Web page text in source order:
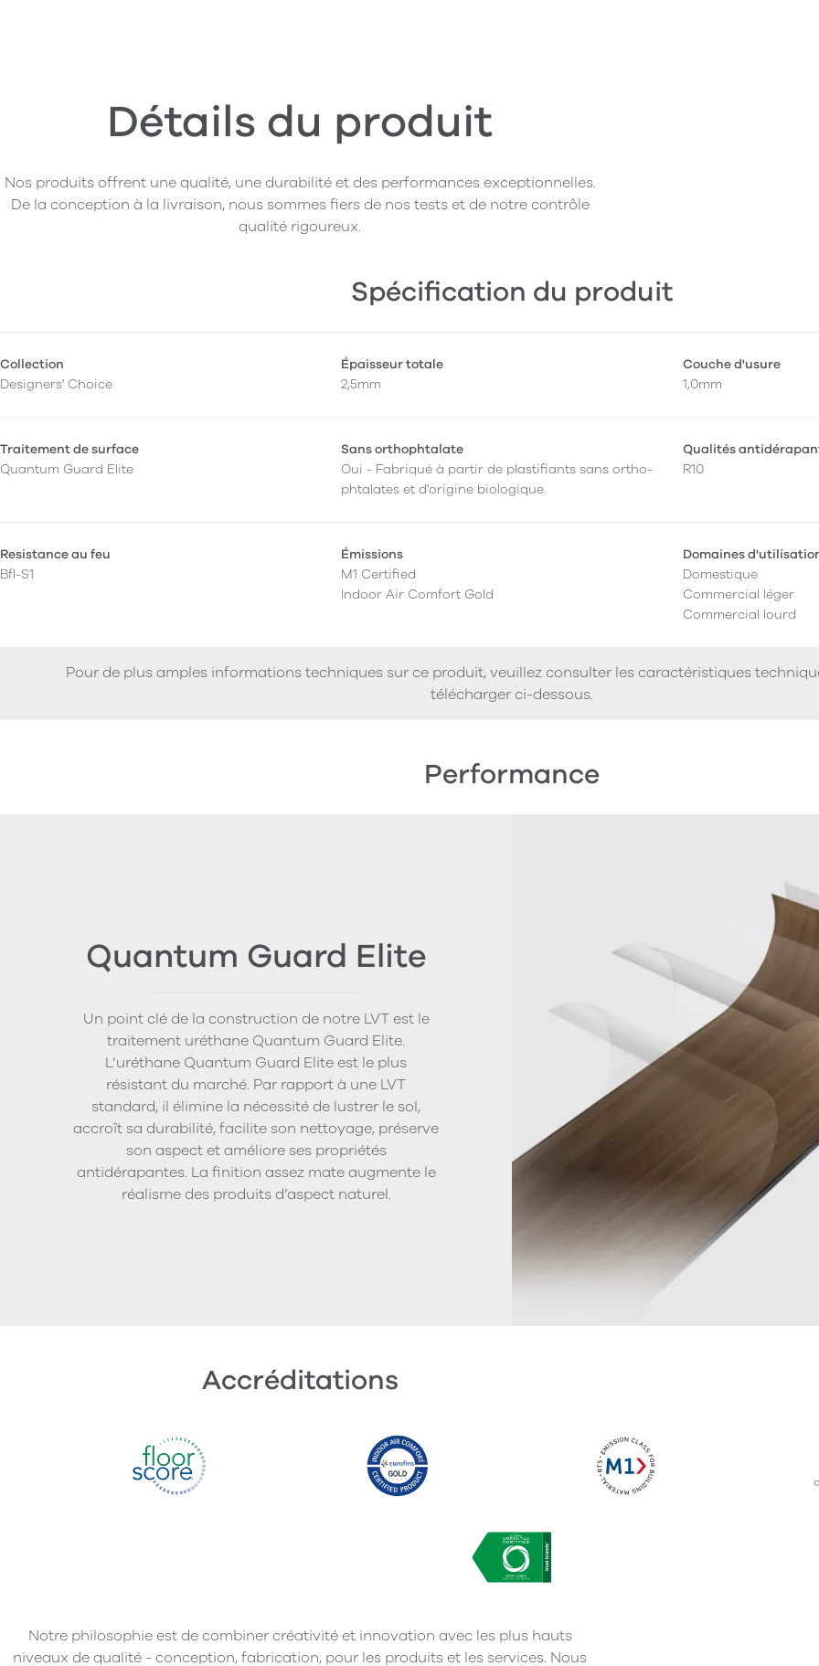
Détails du produit
Nos produits offrent une qualité, une durabilité et des performances exceptionnelles.
De la conception à la livraison, nous sommes fiers de nos tests et de notre contrôle
qualité rigoureux.
Spécification du produit
Collection
Designers' Choice
Épaisseur totale
2,5mm
Couche d'usure
1,0mm
Traitement de surface
Quantum Guard Elite
Sans orthophtalate
Oui - Fabriqué à partir de plastifiants sans ortho-
phtalates et d'origine biologique.
Qualités
R10
Resistance au feu
Bfl-S1
Émissions
M1 Certified
Indoor Air Comfort Gold
Domaines
Domestique
Commercial léger
Commercial lourd
Pour de plus amples informations techniques sur ce produit, veuillez consulter les caractéristiques
télécharger ci-dessous.
Performance
Quantum Guard Elite
Un point clé de la construction de notre LVT est le
traitement uréthane Quantum Guard Elite.
L’uréthane Quantum Guard Elite est le plus
résistant du marché. Par rapport à une LVT
standard, il élimine la nécessité de lustrer le sol,
accroît sa durabilité, facilite son nettoyage, préserve
son aspect et améliore ses propriétés
antidérapantes. La finition assez mate augmente le
réalisme des produits d’aspect naturel.
Accréditations
Notre philosophie est de combiner créativité et innovation avec les plus hauts
niveaux de qualité - conception, fabrication, pour les produits et les services. Nous